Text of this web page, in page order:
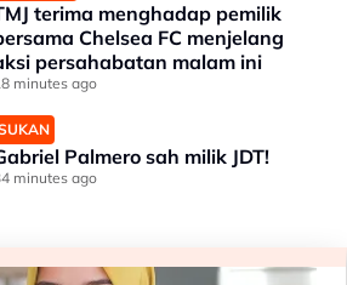
terima menghadap pemilik
Chelsea FC menjelang
persahabatan malam ini
minutes ago
Palmero sah milik JDT!
minutes ago